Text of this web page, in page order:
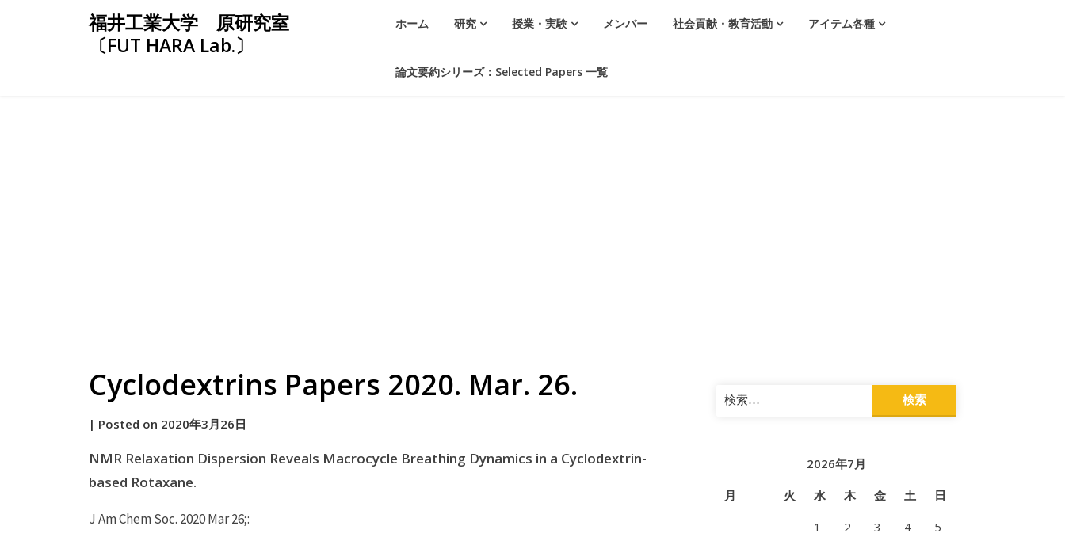
福井工業大学 原研究室
〔FUT HARA Lab.〕
ホーム 研究 授業・実験 メンバー 社会貢献・教育活動 アイテム各種
論文要約シリーズ：Selected Papers 一覧
Cyclodextrins Papers 2020. Mar. 26.
by
| Posted on 2020年3月26日
NMR Relaxation Dispersion Reveals Macrocycle Breathing Dynamics in a Cyclodextrin-
based Rotaxane.
J Am Chem Soc. 2020 Mar 26;:
検
索:
2026年7月
月
火 水 木 金 土
日
1
2 3 4
5